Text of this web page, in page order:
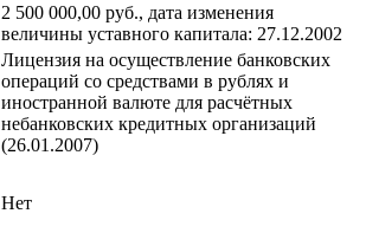
2 500 000,00 руб., дата изменения
величины уставного капитала: 27.12.2002
Лицензия на осуществление банковских
операций со средствами в рублях и
иностранной валюте для расчётных
небанковских кредитных организаций
(26.01.2007)
Нет